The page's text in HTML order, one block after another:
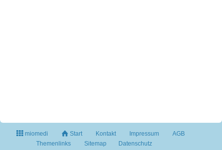
miomedi Start Kontakt Impressum
AGB
Themenlinks
Sitemap Datenschutz